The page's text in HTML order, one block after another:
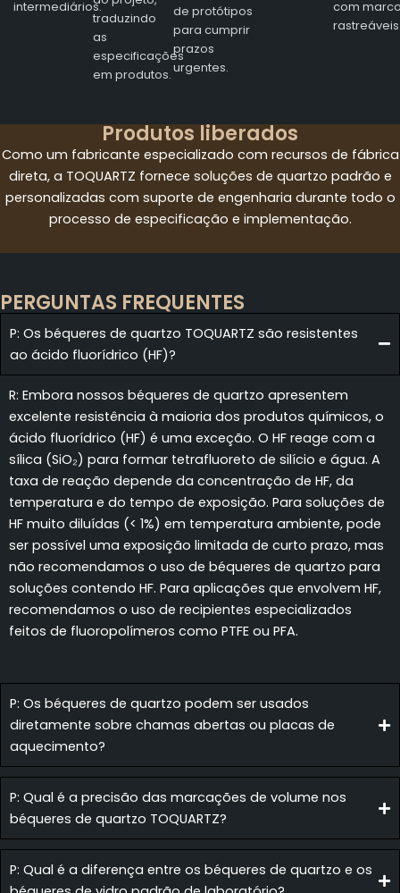
intermediários.
traduzindo
as
especificações
em produtos.
de protótipos
para cumprir
prazos
urgentes.
com
Produtos liberados
Como um fabricante especializado com recursos de fábrica
direta, a TOQUARTZ fornece soluções de quartzo padrão e
personalizadas com suporte de engenharia durante todo o
processo de especificação e implementação.
PERGUNTAS FREQUENTES
P: Os béqueres de quartzo TOQUARTZ são resistentes
ao ácido fluorídrico (HF)?
R: Embora nossos béqueres de quartzo apresentem
excelente resistência à maioria dos produtos químicos, o
ácido fluorídrico (HF) é uma exceção. O HF reage com a
sílica (SiO₂) para formar tetrafluoreto de silício e água. A
taxa de reação depende da concentração de HF, da
temperatura e do tempo de exposição. Para soluções de
HF muito diluídas (< 1%) em temperatura ambiente, pode
ser possível uma exposição limitada de curto prazo, mas
não recomendamos o uso de béqueres de quartzo para
soluções contendo HF. Para aplicações que envolvem HF,
recomendamos o uso de recipientes especializados
feitos de fluoropolímeros como PTFE ou PFA.
P: Os béqueres de quartzo podem ser usados
diretamente sobre chamas abertas ou placas de
aquecimento?
P: Qual é a precisão das marcações de volume nos
béqueres de quartzo TOQUARTZ?
P: Qual é a diferença entre os béqueres de quartzo e os